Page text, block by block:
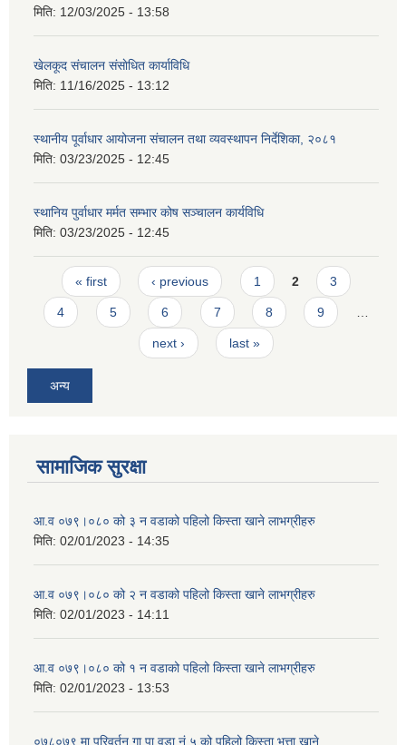
मिति: 12/03/2025 - 13:58
खेलकूद संचालन संसाेधित कार्याविधि
मिति: 11/16/2025 - 13:12
स्थानीय पूर्वाधार आयोजना संचालन तथा व्यवस्थापन निर्देशिका, २०८१
मिति: 03/23/2025 - 12:45
स्थानिय पुर्वाधार मर्मत सम्भार कोष सञ्चालन कार्यविधि
मिति: 03/23/2025 - 12:45
Pages
« first ‹ previous 1 2 3
4 5 6 7 8 9 …
next › last »
अन्य
सामाजिक सुरक्षा
आ.व ०७९।०८० को ३ न‌‍ वडाको पहिलो किस्ता खाने लाभग्रीहरु
मिति: 02/01/2023 - 14:35
आ.व ०७९।०८० को २ न‌‍ वडाको पहिलो किस्ता खाने लाभग्रीहरु
मिति: 02/01/2023 - 14:11
आ.व ०७९।०८० को १ न‌‍ वडाको पहिलो किस्ता खाने लाभग्रीहरु
मिति: 02/01/2023 - 13:53
०७८०७९ मा परिवर्तन गा.पा.वडा नं ५ को पहिलो किस्ता भत्ता खाने